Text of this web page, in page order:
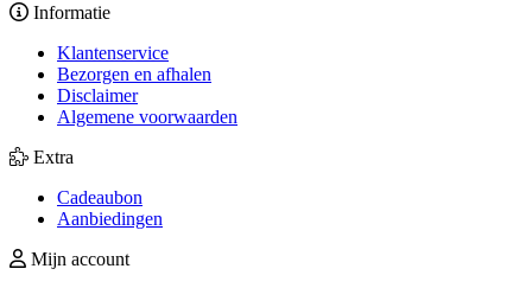
Informatie
Klantenservice
Bezorgen en afhalen
Disclaimer
Algemene voorwaarden
Extra
Cadeaubon
Aanbiedingen
Mijn account